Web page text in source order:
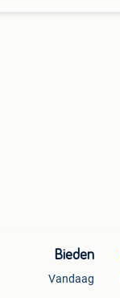
Bieden
Vandaag